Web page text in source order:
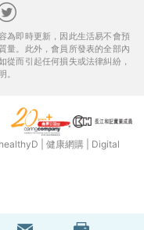
為即時更新，因此生活易不會預
量。此外，會員所發表的全部內
從而引起任何損失或法律糾紛，
。
healthyD 健康網購
Digital